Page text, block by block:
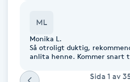
Fransförlängning Volym
ML
Monika L.
Så otroligt duktig,
anlita henne. Kommer snart
Sida 1 av